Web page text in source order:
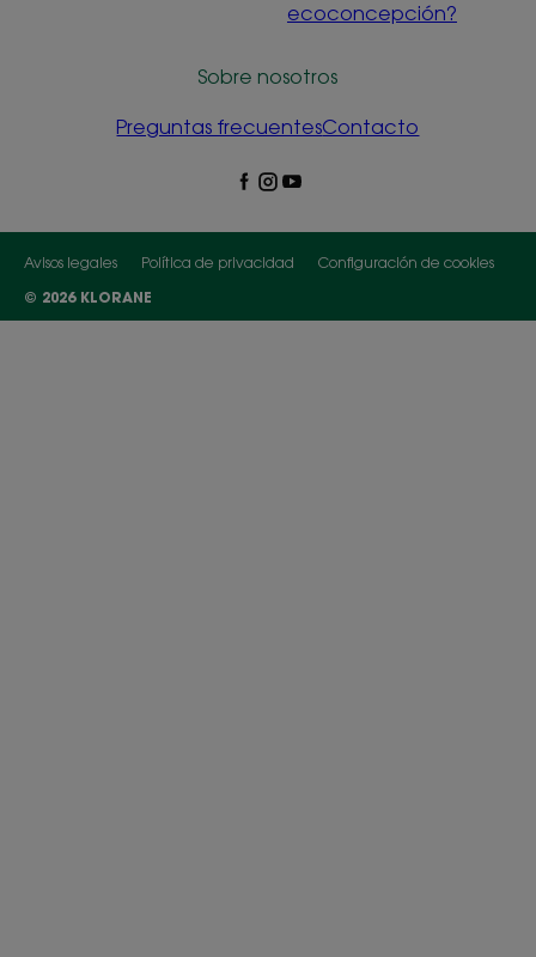
ecoconcepción?
Sobre nosotros
Preguntas frecuentesContacto
Avisos legales Política de privacidad
Configuración de cookies
© 2026 KLORANE